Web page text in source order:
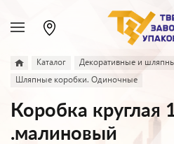
Каталог
Декоративные и
Шляпные коробки. Одиночные
Коробка круглая
.малиновый